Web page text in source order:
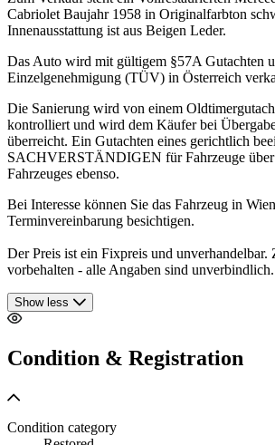
Cabriolet Baujahr 1958 in Originalfarbton
Innenausstattung ist aus Beigen Leder.
Das Auto wird mit gültigem §57A Gutachten
Einzelgenehmigung (TÜV) in Österreich
Die Sanierung wird von einem
kontrolliert und wird dem Käufer bei
überreicht. Ein Gutachten eines gerichtlich
SACHVERSTÄNDIGEN für Fahrzeuge über
Fahrzeuges ebenso.
Bei Interesse können Sie das Fahrzeug in
Terminvereinbarung besichtigen.
Der Preis ist ein Fixpreis und unverhandelbar.
vorbehalten - alle Angaben sind unverbindlich.
Show less
Condition & Registration
Condition category